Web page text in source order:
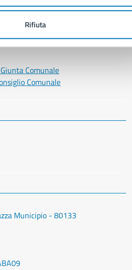
Rifiuta
Comunale
Comunale
Municipio - 80133